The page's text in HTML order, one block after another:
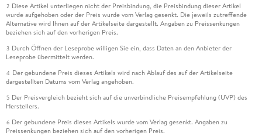
2 Diese Artikel unterliegen nicht der Preisbindung, die Preisbindung dieser Artikel
wurde aufgehoben oder der Preis wurde vom Verlag gesenkt. Die jeweils zutreffende
Alternative wird Ihnen auf der Artikelseite dargestellt. Angaben zu Preissenkungen
beziehen sich auf den vorherigen Preis.
3 Durch Öffnen der Leseprobe willigen Sie ein, dass Daten an den Anbieter der
Leseprobe übermittelt werden.
4 Der gebundene Preis dieses Artikels wird nach Ablauf des auf der Artikelseite
dargestellten Datums vom Verlag angehoben.
5 Der Preisvergleich bezieht sich auf die unverbindliche Preisempfehlung (UVP) des
Herstellers.
6 Der gebundene Preis dieses Artikels wurde vom Verlag gesenkt. Angaben zu
Preissenkungen beziehen sich auf den vorherigen Preis.